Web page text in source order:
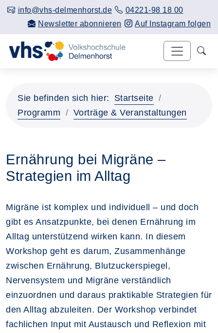
info@vhs-delmenhorst.de
04221-98 18 00
Newsletter abonnieren
Auf Instagram folgen
Sie befinden sich hier:
Startseite
Programm
Vorträge & Veranstaltungen
Ernährung bei Migräne –
Strategien im Alltag
Migräne ist komplex und individuell – und doch
gibt es Ansatzpunkte, bei denen Ernährung im
Alltag unterstützend wirken kann. In diesem
Workshop geht es darum, Zusammenhänge
zwischen Ernährung, Blutzuckerspiegel,
Nervensystem und Migräne verständlich
einzuordnen und daraus praktikable Strategien für
den Alltag abzuleiten. Der Workshop verbindet
fachlichen Input mit Austausch und Reflexion mit